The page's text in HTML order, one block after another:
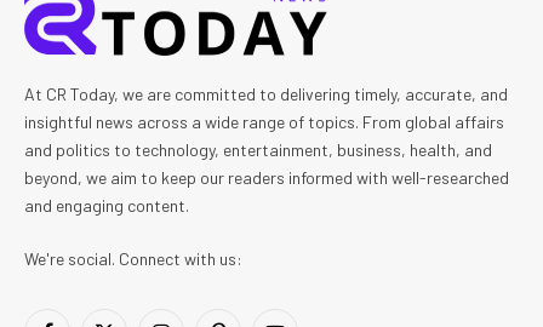
At CR Today, we are committed to delivering timely, accurate, and
insightful news across a wide range of topics. From global affairs
and politics to technology, entertainment, business, health, and
beyond, we aim to keep our readers informed with well-researched
and engaging content.
We're social. Connect with us: